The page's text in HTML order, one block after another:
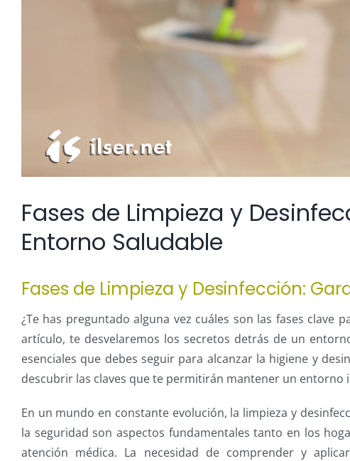
Fases de Limpieza y
Entorno Saludable
Fases de Limpieza y Desinfección:
¿Te has preguntado alguna vez cuáles son las fases clave
artículo, te desvelaremos los secretos detrás de un
esenciales que debes seguir para alcanzar la higiene y
descubrir las claves que te permitirán mantener un entorno
En un mundo en constante evolución, la limpieza y
la seguridad son aspectos fundamentales tanto en los
atención médica. La necesidad de comprender y